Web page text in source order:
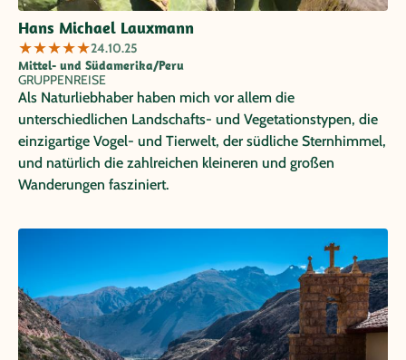
Hans Michael Lauxmann
★★★★★24.10.25
Mittel- und Südamerika/Peru
GRUPPENREISE
Als Naturliebhaber haben mich vor allem die
unterschiedlichen Landschafts- und Vegetationstypen, die
einzigartige Vogel- und Tierwelt, der südliche Sternhimmel,
und natürlich die zahlreichen kleineren und großen
Wanderungen fasziniert.